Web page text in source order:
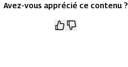
Avez-vous apprécié ce contenu ?